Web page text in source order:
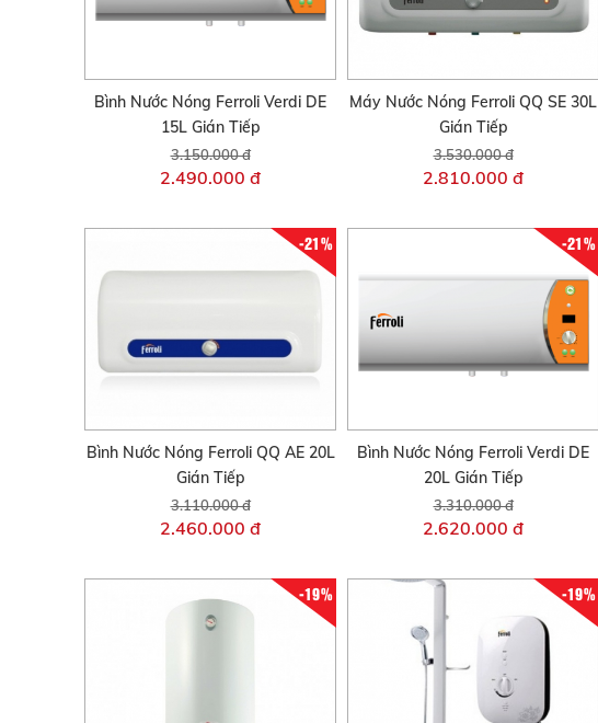
Bình Nước Nóng Ferroli Verdi DE
15L Gián Tiếp
3.150.000 đ
2.490.000 đ
Máy Nước Nóng Ferroli QQ SE 30L
Gián Tiếp
3.530.000 đ
2.810.000 đ
-21%
Bình Nước Nóng Ferroli QQ AE 20L
Gián Tiếp
3.110.000 đ
2.460.000 đ
-21%
Bình Nước Nóng Ferroli Verdi DE
20L Gián Tiếp
3.310.000 đ
2.620.000 đ
-19% -19%